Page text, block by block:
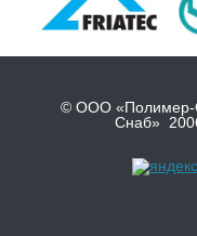
© ООО «Полимер-
Снаб»